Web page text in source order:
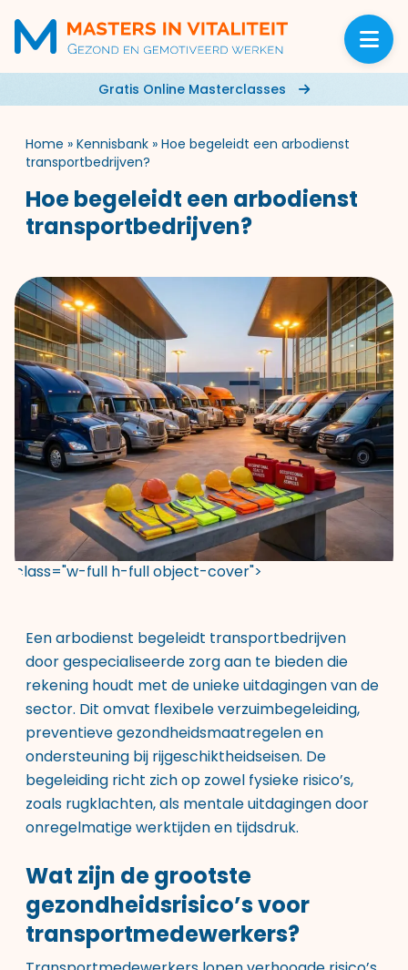
Gratis Online Masterclasses
Home » Kennisbank » Hoe begeleidt een arbodienst
transportbedrijven?
Hoe begeleidt een arbodienst
transportbedrijven?
class="w-full h-full object-cover">
Een arbodienst begeleidt transportbedrijven
door gespecialiseerde zorg aan te bieden die
rekening houdt met de unieke uitdagingen van de
sector. Dit omvat flexibele verzuimbegeleiding,
preventieve gezondheidsmaatregelen en
ondersteuning bij rijgeschiktheidseisen. De
begeleiding richt zich op zowel fysieke risico’s,
zoals rugklachten, als mentale uitdagingen door
onregelmatige werktijden en tijdsdruk.
Wat zijn de grootste
gezondheidsrisico’s voor
transportmedewerkers?